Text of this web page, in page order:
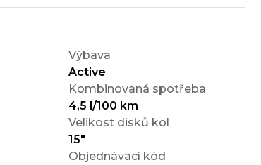
Výbava
Active
Kombinovaná spotřeba
4,5 l/100 km
Velikost disků kol
15"
Objednávací kód